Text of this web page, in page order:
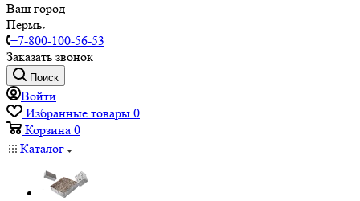
Ваш город
Пермь
+7-800-100-56-53
Заказать звонок
Поиск
Войти
Избранные товары 0
Корзина 0
Каталог